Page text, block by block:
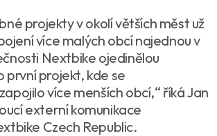
projekty v okolí větších měst už
více malých obcí najednou v
Nextbike ojedinělou
první projekt, kde se
více menších obcí,“ říká Jan
externí komunikace
Czech Republic.